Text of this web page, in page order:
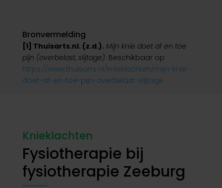
Bronvermelding
[1] Thuisarts.nl. (z.d.). Mijn knie doet af en toe
pijn (overbelast, slijtage). Beschikbaar op
https://www.thuisarts.nl/knieklachten/mijn-knie-
doet-af-en-toe-pijn-overbelast-slijtage
Knieklachten
Fysiotherapie bij
fysiotherapie Zeeburg